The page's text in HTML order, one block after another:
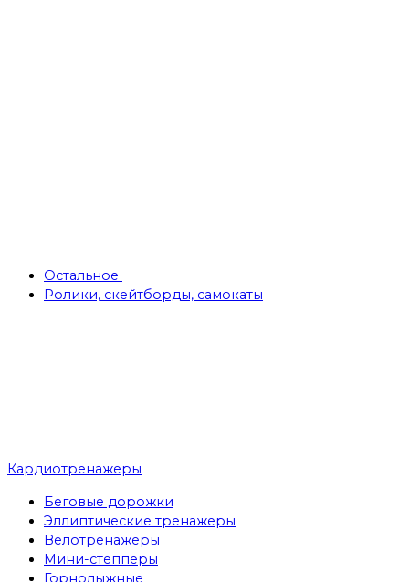
Остальное
Ролики, скейтборды, самокаты
Кардиотренажеры
Беговые дорожки
Эллиптические тренажеры
Велотренажеры
Мини-степперы
Горнолыжные